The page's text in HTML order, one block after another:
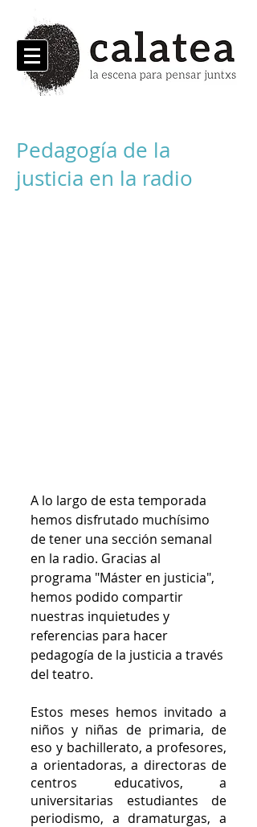
Pedagogía de la
justicia en la radio
A lo largo de esta temporada
hemos disfrutado muchísimo
de tener una sección semanal
en la radio. Gracias al
programa "Máster en justicia",
hemos podido compartir
nuestras inquietudes y
referencias para hacer
pedagogía de la justicia a través
del teatro.
Estos meses hemos invitado a
niños y niñas de primaria, de
eso y bachillerato, a profesores,
a orientadoras, a directoras de
centros educativos, a
universitarias estudiantes de
periodismo, a dramaturgas, a